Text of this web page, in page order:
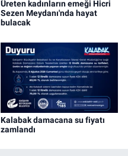
Üreten kadınların emeği Hicri
Sezen Meydanı'nda hayat
bulacak
Kalabak damacana su fiyatı
zamlandı